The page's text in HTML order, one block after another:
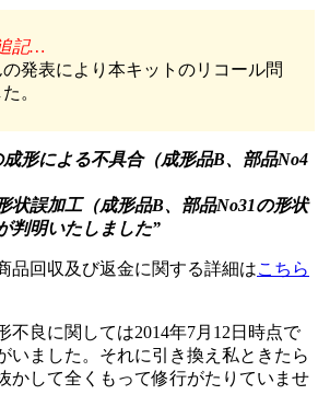
記…
発表により本キットのリコール問
。
形による不具合（成形品B、部品No4
状誤加工（成形品B、部品No31の形状
判明いたしました”
品回収及び返金に関する詳細はこちら
不良に関しては2014年7月12日時点で
いました。それに引き換え私ときたら
かして全くもって修行がたりていませ